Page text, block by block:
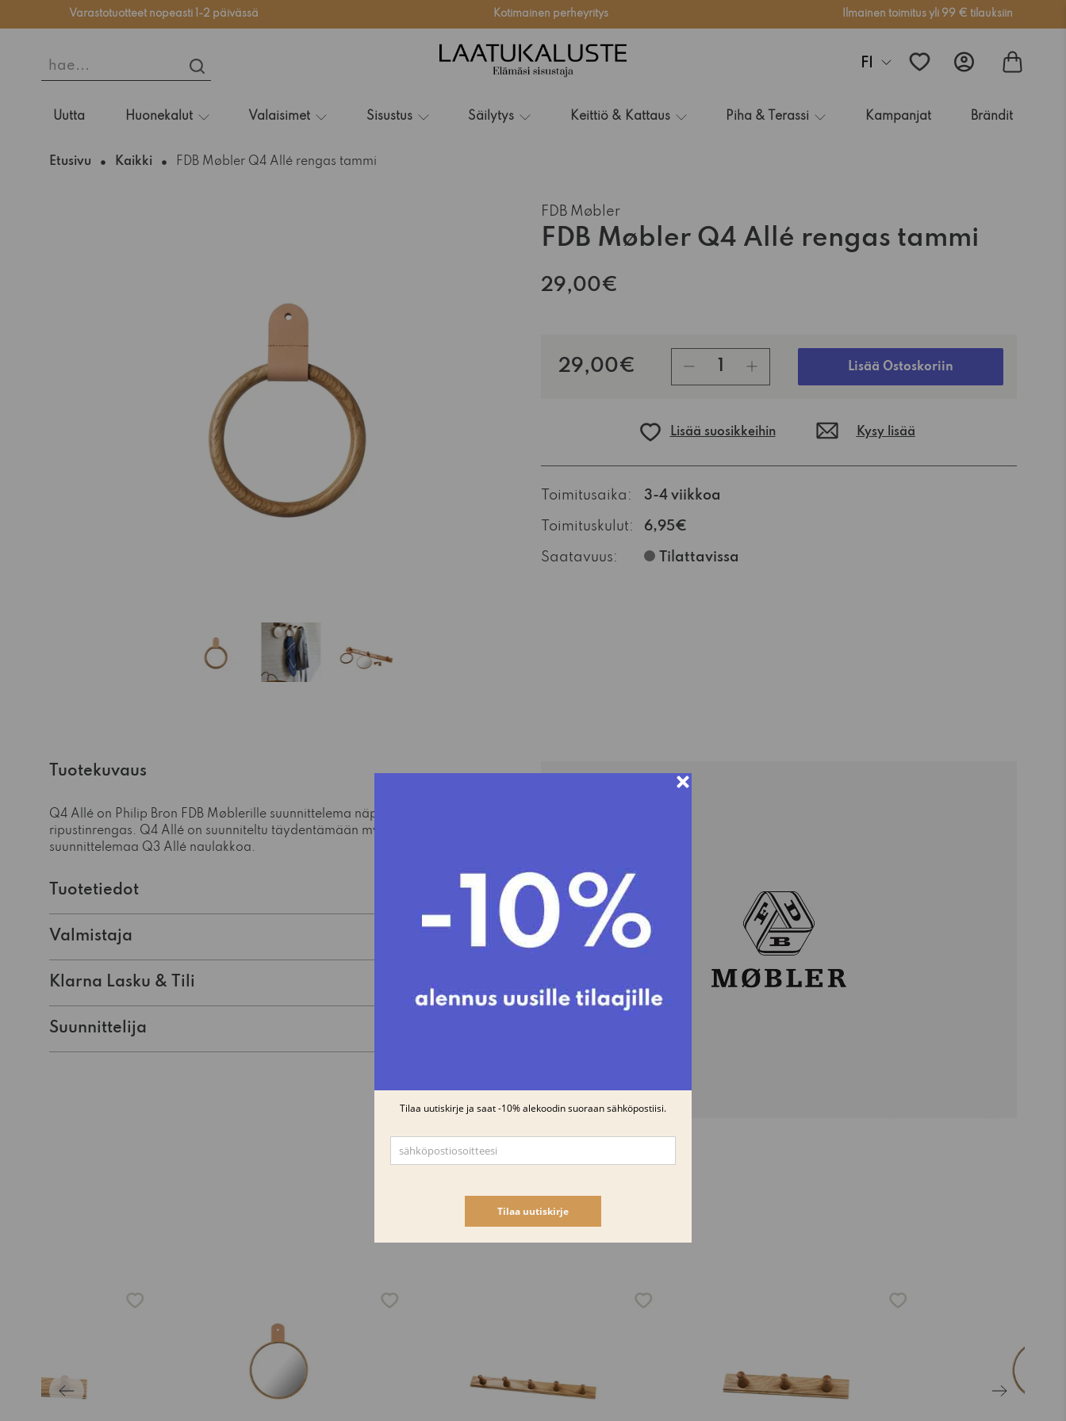
Varastotuotteet nopeasti 1-2 päivässä Kotimainen perheyritys Ilmainen toimitus yli 99 € tilauksiin
hae... FI
HAE...
Uutta
Huonekalut Valaisimet Sisustus Säilytys Keittiö & Kattaus Piha & Terassi Kampanjat Brändit
Etusivu Kaikki FDB Møbler Q4 Allé rengas tammi
FDB Møbler
FDB Møbler Q4 Allé rengas tammi
29,00€
29,00€ Lisää Ostoskoriin
Lisää suosikkeihin Kysy lisää
Toimitusaika: 3-4 viikkoa
Toimituskulut: 6,95€
Saatavuus: Tilattavissa
Tuotekuvaus
Q4 Allé on Philip Bron FDB Møblerille suunnittelema näppärä pieni
ripustinrengas. Q4 Allé on suunniteltu täydentämään myöskin Philip Bron
suunnittelemaa Q3 Allé naulakkoa.
Tuotetiedot
Valmistaja
Klarna Lasku & Tili
Suunnittelija
Samankaltaisia tuotteita